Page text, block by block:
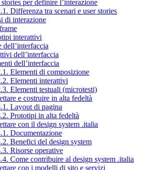
per definire l’interazione
Differenza tra scenari e user stories
di interazione
interattivi
dell’interfaccia
dell’interfaccia
dell’interfaccia
Elementi di composizione
Elementi interattivi
Elementi testuali (microtesti)
e costruire in alta fedeltà
Layout di pagina
Prototipi in alta fedeltà
con il design system .italia
Documentazione
Benefici del design system
Risorse operative
Come contribuire al design system .italia
con i modelli di sito e servizi